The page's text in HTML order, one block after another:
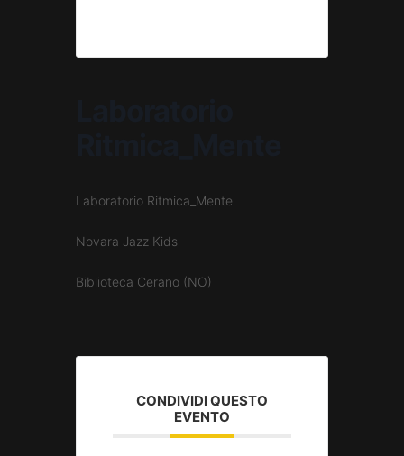
Laboratorio Ritmica_Mente
Novara Jazz Kids
Biblioteca Cerano (NO)
CONDIVIDI QUESTO
EVENTO